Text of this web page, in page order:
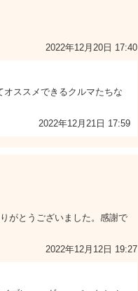
2022年12月20日 17:40
ススメできるクルマたちな
2022年12月21日 17:59
がとうございました。感謝で
2022年12月12日 19:27